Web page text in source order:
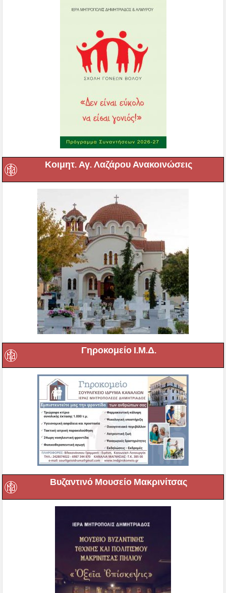
Κοιμητ. Αγ. Λαζάρου Ανακοινώσεις
Γηροκομείο Ι.Μ.Δ.
Βυζαντινό Μουσείο Μακρινίτσας